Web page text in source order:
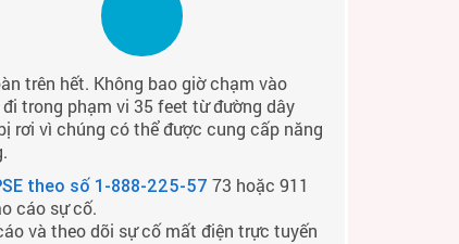
trên hết. Không bao giờ chạm vào
trong phạm vi 35 feet từ đường dây
rơi vì chúng có thể được cung cấp năng
theo số 1-888-225-57 73 hoặc 911
cáo sự cố.
và theo dõi sự cố mất điện trực tuyến